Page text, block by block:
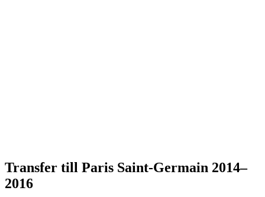
Transfer till Paris Saint-Germain 2014–
2016